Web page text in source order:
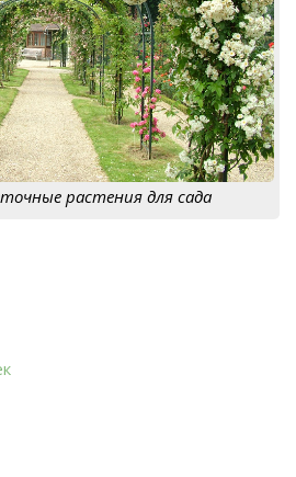
растения для сада